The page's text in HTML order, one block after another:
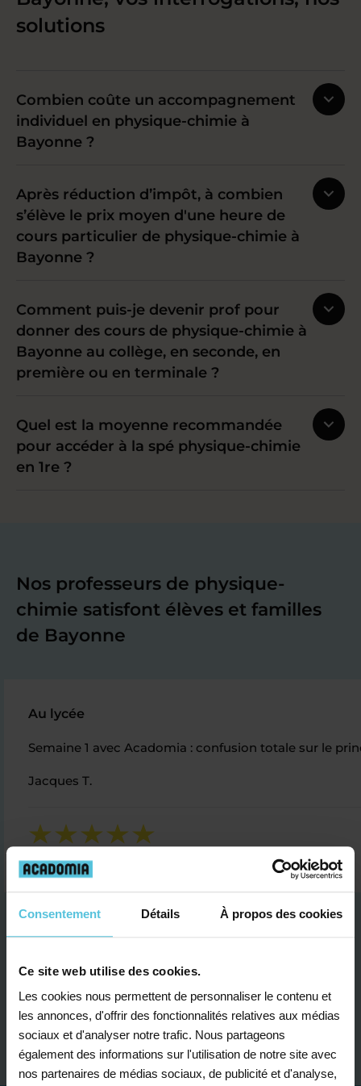
Consentement Détails À propos des cookies
Ce site web utilise des cookies.
Les cookies nous permettent de personnaliser le contenu et
les annonces, d'offrir des fonctionnalités relatives aux médias
sociaux et d'analyser notre trafic. Nous partageons
également des informations sur l'utilisation de notre site avec
nos partenaires de médias sociaux, de publicité et d'analyse,
solutions
Combien coûte un accompagnement
individuel en physique-chimie à
Bayonne ?
Après réduction d’impôt, à combien
s’élève le prix moyen d'une heure de
cours particulier de physique-chimie à
Bayonne ?
Comment puis-je devenir prof pour
donner des cours de physique-chimie à
Bayonne au collège, en seconde, en
première ou en terminale ?
Quel est la moyenne recommandée
pour accéder à la spé physique-chimie
en 1re ?
Nos professeurs de physique-
chimie satisfont élèves et familles
de Bayonne
Au lycée
Semaine 1 avec Acadomia : confusion totale sur le
Jacques T.
Je contacte un conseiller